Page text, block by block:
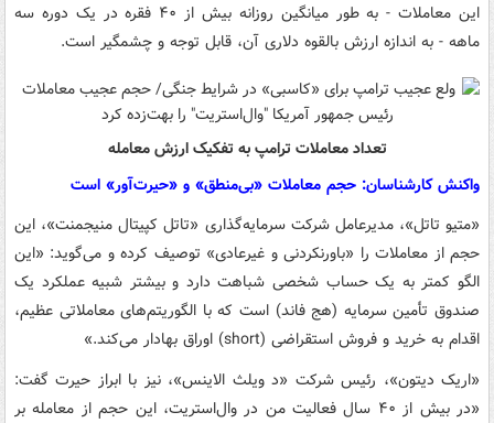
این معاملات - به طور میانگین روزانه بیش از ۴۰ فقره در یک دوره سه
ماهه - به اندازه ارزش بالقوه دلاری آن، قابل توجه و چشمگیر است.
تعداد معاملات ترامپ به تفکیک ارزش معامله
واکنش کارشناسان: حجم معاملات «بی‌منطق» و «حیرت‌آور» است
«متیو تاتل»، مدیرعامل شرکت سرمایه‌گذاری «تاتل کپیتال منیجمنت»، این
حجم از معاملات را «باورنکردنی و غیرعادی» توصیف کرده و می‌گوید: «این
الگو کمتر به یک حساب شخصی شباهت دارد و بیشتر شبیه عملکرد یک
صندوق تأمین سرمایه (هج فاند) است که با الگوریتم‌های معاملاتی عظیم،
اقدام به خرید و فروش استقراضی (short) اوراق بهادار می‌کند.»
«اریک دیتون»، رئیس شرکت «د ویلث الاینس»، نیز با ابراز حیرت گفت:
«در بیش از ۴۰ سال فعالیت من در وال‌استریت، این حجم از معامله بر